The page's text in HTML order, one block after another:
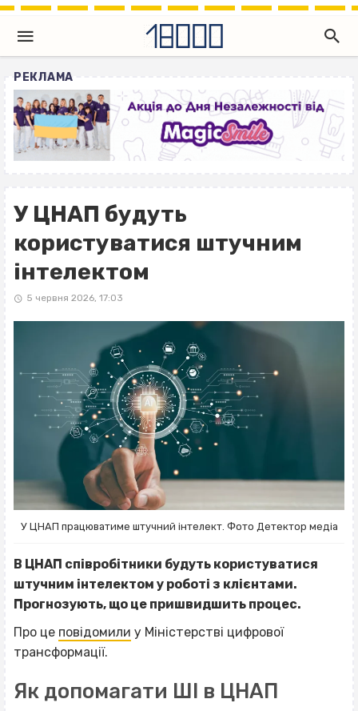
РЕКЛАМА
У ЦНАП будуть
користуватися штучним
інтелектом
5 червня 2026, 17:03
У ЦНАП працюватиме штучний інтелект. Фото Детектор медіа
В ЦНАП співробітники будуть користуватися
штучним інтелектом у роботі з клієнтами.
Прогнозують, що це пришвидшить процес.
Про це повідомили у Міністерстві цифрової
трансформації.
Як допомагати ШІ в ЦНАП